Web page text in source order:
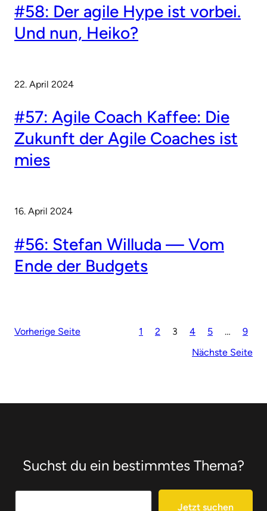
#58: Der agile Hype ist vorbei.
Und nun, Heiko?
22. April 2024
#57: Agile Coach Kaffee: Die
Zukunft der Agile Coaches ist
mies
16. April 2024
#56: Stefan Willuda — Vom
Ende der Budgets
Vorherige Seite 1 2 3 4 5 …
9
Nächste Seite
Suchst du ein bestimmtes Thema?
Jetzt suchen